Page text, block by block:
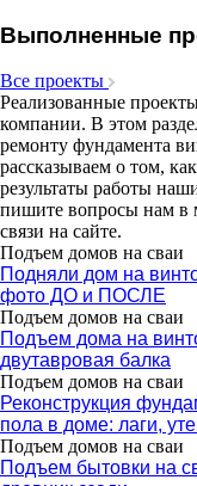
Выполненные
Все проекты
Реализованные
компании. В этом
ремонту фундамента
рассказываем о том,
результаты работы
пишите вопросы нам в
связи на сайте.
Подъем домов на сваи
Подняли дом на
фото ДО и ПОСЛЕ
Подъем домов на сваи
Подъем дома на
двутавровая балка
Подъем домов на сваи
Реконструкция
пола в доме: лаги,
Подъем домов на сваи
Подъем бытовки на